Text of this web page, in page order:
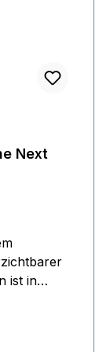
Next
ist in